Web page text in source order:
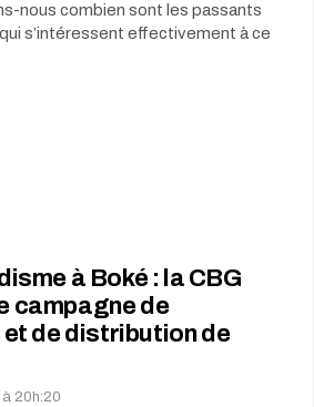
nous combien sont les passants
s’intéressent effectivement à ce
à Boké : la CBG
campagne de
de distribution de
20h:20